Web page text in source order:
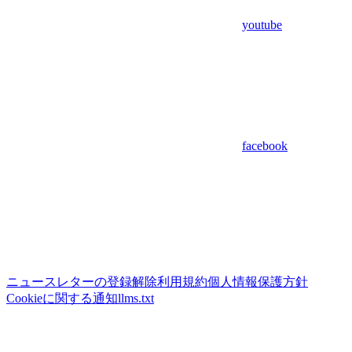
youtube
facebook
ニュースレターの登録解除利用規約個人情報保護方針
Cookieに関する通知llms.txt